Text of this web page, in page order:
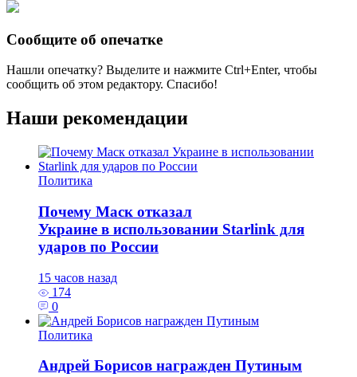
Сообщите об опечатке
Нашли опечатку? Выделите и нажмите Ctrl+Enter, чтобы
сообщить об этом редактору. Спасибо!
Наши рекомендации
Политика
Почему Маск отказал
Украине в использовании Starlink для
ударов по России
15 часов назад
174
0
Политика
Андрей Борисов награжден Путиным